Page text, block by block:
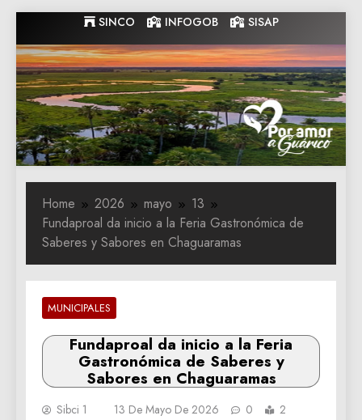
to
content
SINCO INFOGOB SISAP
Gobernacion
de Guarico
Gobernacion de Guarico
Home 2026 mayo
13
Fundaproal da inicio a la Feria Gastronómica de
Saberes y Sabores en Chaguaramas
MUNICIPALES
Fundaproal da inicio a la Feria
Gastronómica de Saberes y
Sabores en Chaguaramas
Sibci 1 13 De Mayo De 2026 0
2